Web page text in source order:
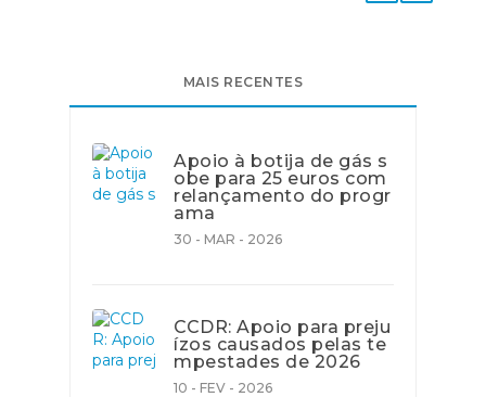
MAIS RECENTES
Apoio à botija de gás s
obe para 25 euros com
relançamento do progr
ama
30 - MAR - 2026
CCDR: Apoio para preju
ízos causados pelas te
mpestades de 2026
10 - FEV - 2026